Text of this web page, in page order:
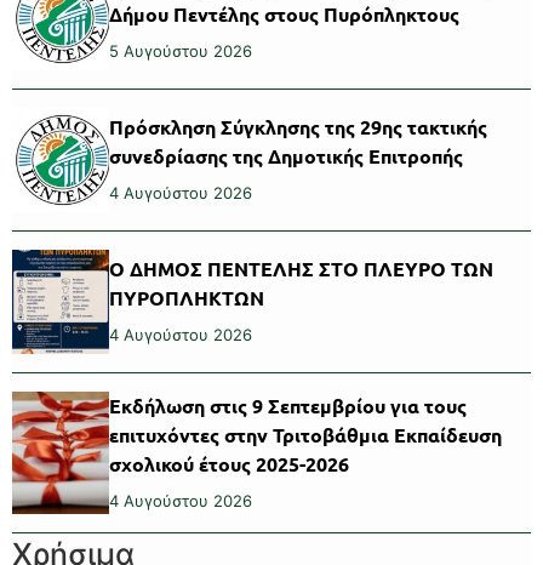
Δήμου Πεντέλης στους Πυρόπληκτους
5 Αυγούστου 2026
Πρόσκληση Σύγκλησης της 29ης τακτικής
συνεδρίασης της Δημοτικής Επιτροπής
4 Αυγούστου 2026
Ο ΔΗΜΟΣ ΠΕΝΤΕΛΗΣ ΣΤΟ ΠΛΕΥΡΟ ΤΩΝ
ΠΥΡΟΠΛΗΚΤΩΝ
4 Αυγούστου 2026
Εκδήλωση στις 9 Σεπτεμβρίου για τους
επιτυχόντες στην Τριτοβάθμια Εκπαίδευση
σχολικού έτους 2025-2026
4 Αυγούστου 2026
Χρήσιμα